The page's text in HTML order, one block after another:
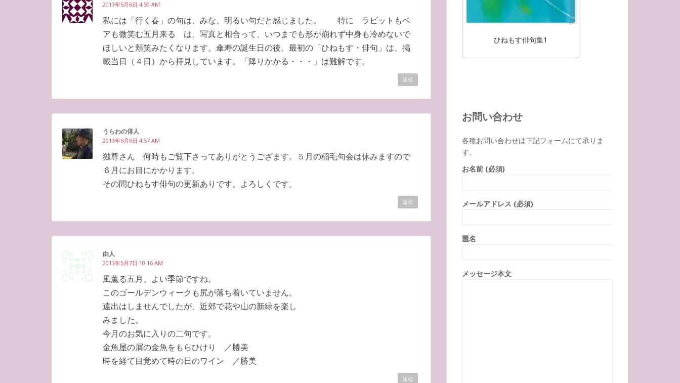
2013年5月6日 4:50 AM
私には「行く春」の句は、みな、明るい句だと感じました。 特に ラビットもベ
アも微笑む五月来る は、写真と相合って、いつまでも形が崩れず中身も冷めないで
ほしいと頬笑みたくなります。傘寿の誕生日の後、最初の「ひねもす・俳句」は、掲
載当日（４日）から拝見しています。「降りかかる・・・」は難解です。
返信
うらわの俳人
2013年5月6日 4:57 AM
独尊さん 何時もご覧下さってありがとうござます。５月の稲毛句会は休みますので
６月にお目にかかります。
その間ひねもす俳句の更新ありです。よろしくです。
返信
由人
2013年5月7日 10:16 AM
風薫る五月、よい季節ですね。
このゴールデンウィークも尻が落ち着いていません。
遠出はしませんでしたが、近郊で花や山の新緑を楽し
みました。
今月のお気に入りの二句です。
金魚屋の屑の金魚をもらひけり ／勝美
時を経て目覚めて時の日のワイン ／勝美
返信
ひねもす俳句集1
お問い合わせ
各種お問い合わせは下記フォームにて承りま
す。
お名前 (必須)
メールアドレス (必須)
題名
メッセージ本文